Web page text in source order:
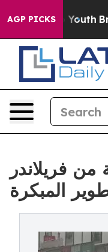
AGP PICKS
to Youth Brazil
من فريلاندر
المبكرة